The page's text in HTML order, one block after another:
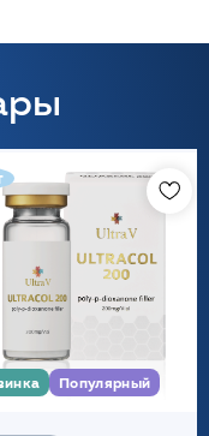
Популярный